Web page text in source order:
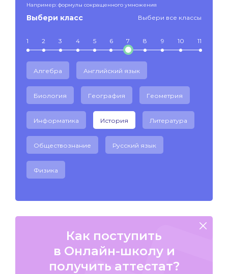
Например: формулы сокращенного умножения
Выбери класс Выбери все классы
1 2 3 4 5 6 7 8 9 10 11
Алгебра Английский язык
Биология География Геометрия
Информатика История Литература
Обществознание Русский язык
Физика
Как поступить
в Онлайн-школу и
получить аттестат?